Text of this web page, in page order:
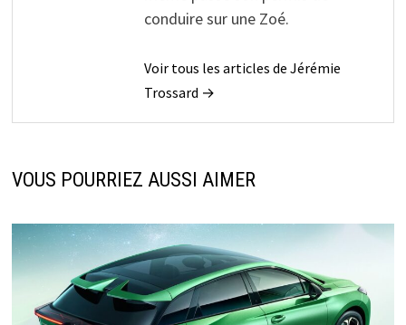
conduire sur une Zoé.
Voir tous les articles de Jérémie
Trossard →
VOUS POURRIEZ AUSSI AIMER